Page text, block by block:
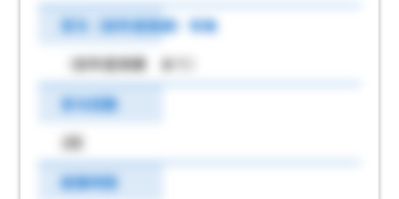
賞与（前年度実績）有無
（前年度実績 あり）
賞与回数
2回
就業時間